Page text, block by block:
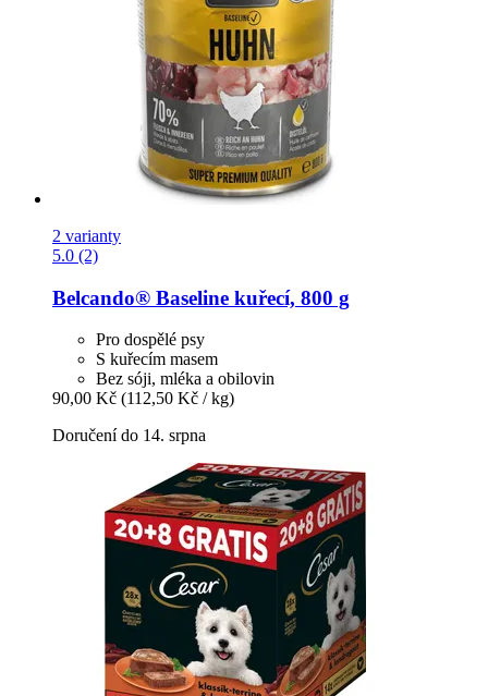
2 varianty
5.0 (2)
Belcando® Baseline kuřecí, 800 g
Pro dospělé psy
S kuřecím masem
Bez sóji, mléka a obilovin
90,00 Kč (112,50 Kč / kg)
Doručení do 14. srpna